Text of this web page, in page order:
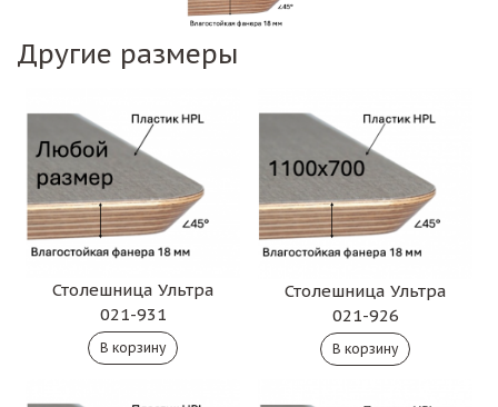
Другие размеры
Столешница Ультра
021-931
Столешница Ультра
021-926